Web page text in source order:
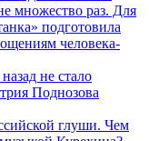
множество раз. Для
подготовила
человека-
не стало
Поднозова
глуши. Чем